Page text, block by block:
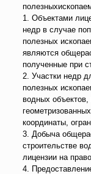
1. Объектами
недр в случае
полезных
являются
полученные при
2. Участки недр
полезных
водных
координаты,
3. Добыча
строительстве
лицензии на
4.